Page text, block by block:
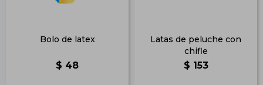
Bolo de latex
$ 48
Latas de peluche con
chifle
$ 153